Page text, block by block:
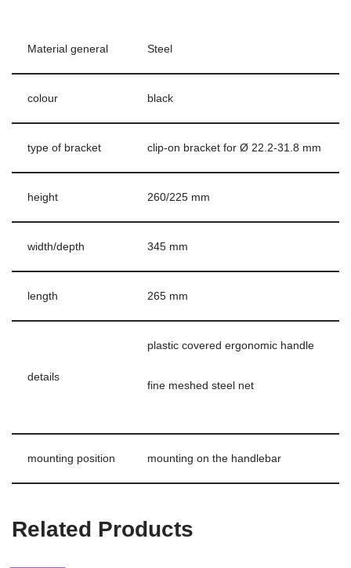
Material general Steel
colour black
type of bracket clip-on bracket for Ø 22.2-31.8 mm
height 260/225 mm
width/depth 345 mm
length 265 mm
details
plastic covered ergonomic handle
fine meshed steel net
mounting position mounting on the handlebar
Related Products